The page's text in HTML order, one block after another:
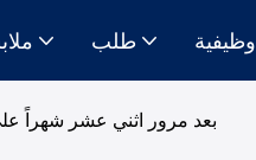
طلب وظيفية
بعد مرور اثني عشر شهراً